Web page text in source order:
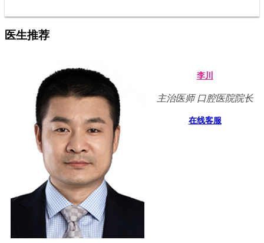
医生推荐
李川
主治医师 口腔医院院长
在线客服